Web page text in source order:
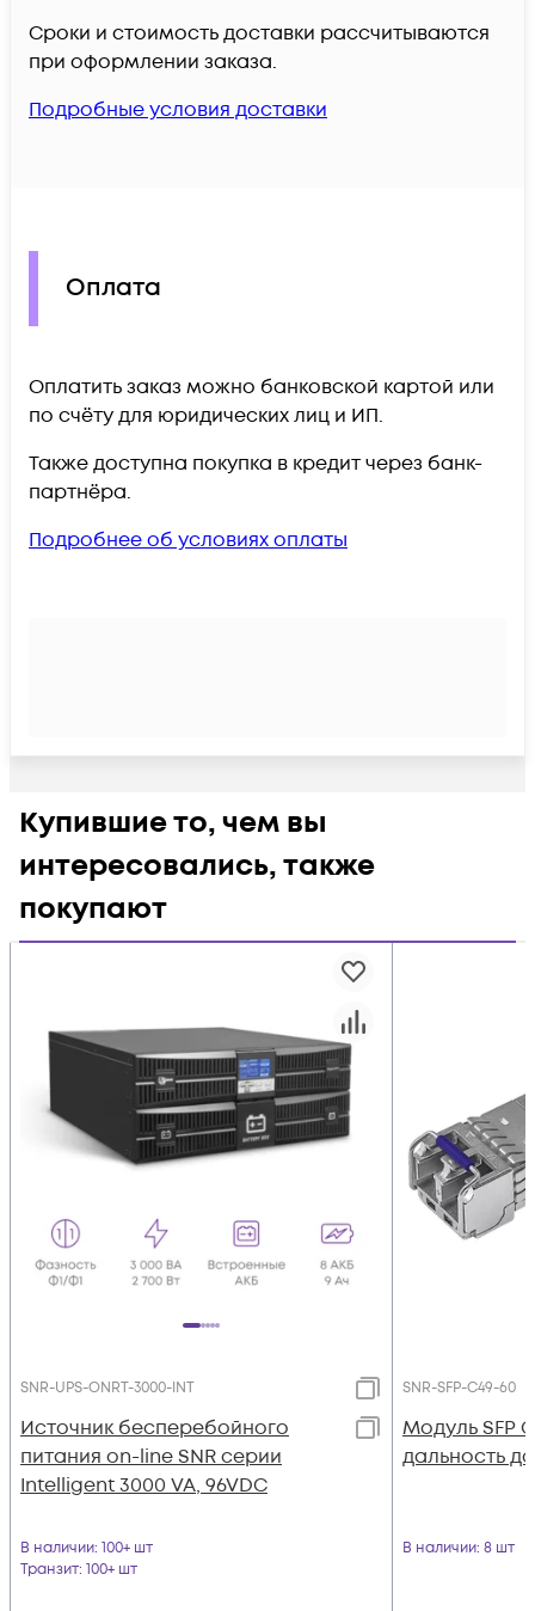
Сроки и стоимость доставки рассчитываются
при оформлении заказа.
Подробные условия доставки
Оплата
Оплатить заказ можно банковской картой или
по счёту для юридических лиц и ИП.
Также доступна покупка в кредит через банк-
партнёра.
Подробнее об условиях оплаты
Купившие то, чем вы
интересовались, также
покупают
SNR-UPS-ONRT-3000-INT
Источник бесперебойного
питания on-line SNR серии
Intelligent 3000 VA, 96VDC
В наличии: 100+ шт
Транзит: 100+ шт
SNR-SFP-C49-60
Модуль SFP
дальность
В наличии: 8 шт